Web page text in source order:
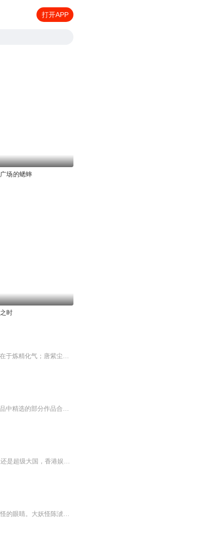
打开APP
场的蟋蟀
时
日更一集【内容简介】三千世界、无尽位面，季安凭借时空之匙任意遨游。张三丰：武道之初在于炼精化气；唐紫尘：小贼，使的什么武功？这般厉害，难道...，季安：怎么想学啊，来嘴一个，嘿嘿；天山童姥：小子，你怎么会我的武学；孙悟空：小孩，快给俺老孙摘...
本书为赵一男（海恋）创作的诗集。本书的主要内容是作者二十余年创作的千余首现代诗歌作品中精选的部分作品合集。诗集中选录的作品为不同时期，不同风格的诗作，诗歌整体偏于现、当代抒情诗风格，婉约、细腻、又不失哲理与对生命本质的思考。由于诗作者有...
【内容简介】杨东旭发现自己重生了，重生回到了1979年这个中国充满各种机遇的年代，苏联还是超级大国，香港娱乐圈还不够繁荣，NBA还不够火爆，似乎该做点什么......【作者/主播】作者：执笔乱红尘主播：梁音精品小说 【购买须知】1、本作品为付费有声书，...
18年前母亲离奇失踪，襁褓里的林婴被父亲抚养长大，看似邻家妹妹的她却拥有一双能看见妖怪的眼睛。大妖怪陈淲的到来让林婴本就不平静的生活“雪上加霜”。信守承诺的举父；一梦成痴的龙舌；报恩心切的许乐；重情重义的铛铛；嗜酒如命的老六；情深不寿的远...